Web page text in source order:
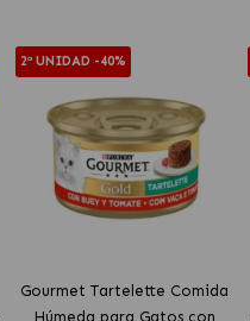
2ª UNIDAD -40%
Gourmet Tartelette Comida
Húmeda para Gatos con